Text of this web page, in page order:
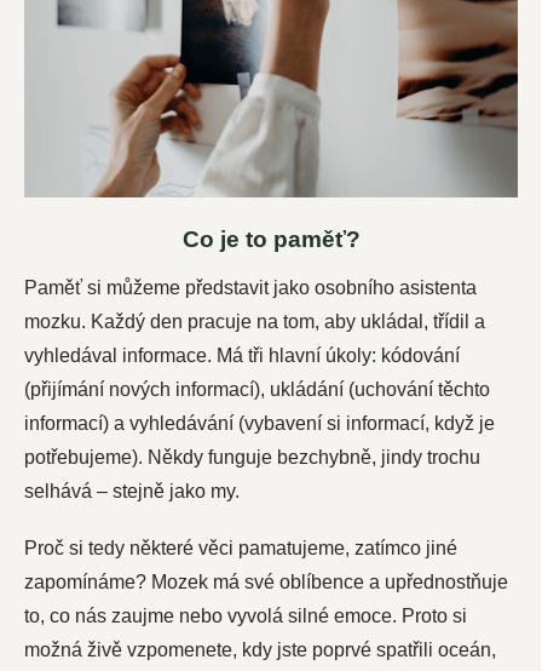
Co je to paměť?
Paměť si můžeme představit jako osobního asistenta
mozku. Každý den pracuje na tom, aby ukládal, třídil a
vyhledával informace. Má tři hlavní úkoly: kódování
(přijímání nových informací), ukládání (uchování těchto
informací) a vyhledávání (vybavení si informací, když je
potřebujeme). Někdy funguje bezchybně, jindy trochu
selhává – stejně jako my.
Proč si tedy některé věci pamatujeme, zatímco jiné
zapomínáme? Mozek má své oblíbence a upřednostňuje
to, co nás zaujme nebo vyvolá silné emoce. Proto si
možná živě vzpomenete, kdy jste poprvé spatřili oceán,